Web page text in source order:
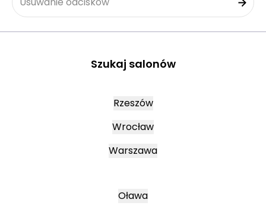
Szukaj salonów
Rzeszów
Wrocław
Warszawa
Oława